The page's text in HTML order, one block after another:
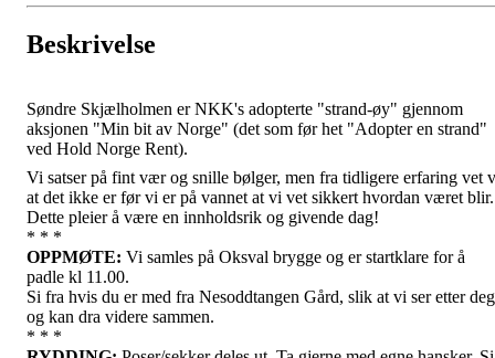
Beskrivelse
Søndre Skjælholmen er NKK's adopterte "strand-øy" gjennom
aksjonen "Min bit av Norge" (det som før het "Adopter en strand"
ved Hold Norge Rent).
Vi satser på fint vær og snille bølger, men fra tidligere erfaring vet
at det ikke er før vi er på vannet at vi vet sikkert hvordan været blir.
Dette pleier å være en innholdsrik og givende dag!
* * *
OPPMØTE: Vi samles på Oksval brygge og er startklare for å
padle kl 11.00.
Si fra hvis du er med fra Nesoddtangen Gård, slik at vi ser etter deg
og kan dra videre sammen.
* * *